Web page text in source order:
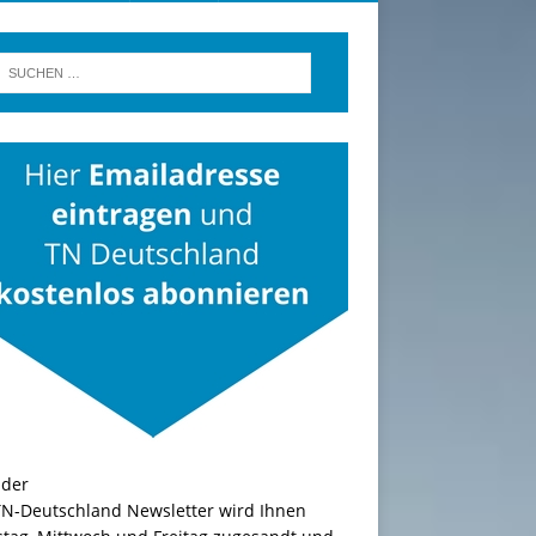
Deutschland Newsletter wird Ihnen